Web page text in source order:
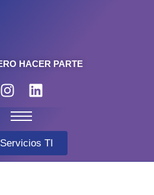
HACER PARTE
Servicios TI